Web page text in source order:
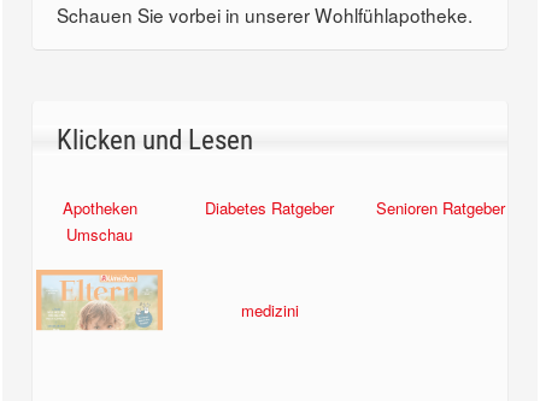
Schauen Sie vorbei in unserer Wohlfühlapotheke.
Klicken und Lesen
Apotheken